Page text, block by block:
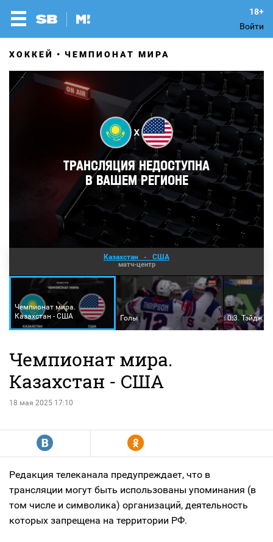
Войти
ХОККЕЙ ЧЕМПИОНАТ МИРА
Казахстан - США
матч-центр
Чемпионат мира.
Казахстан - США
Голы 0:3. Тэйдж
Чемпионат мира.
Казахстан - США
18 мая 2025 17:10
R Y
Редакция телеканала предупреждает, что в
трансляции могут быть использованы упоминания (в
том числе и символика) организаций, деятельность
которых запрещена на территории РФ.